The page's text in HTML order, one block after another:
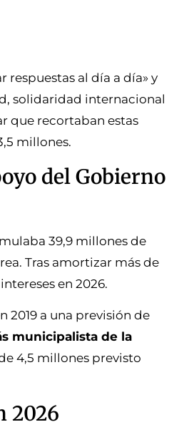
respuestas al día a día» y
solidaridad internacional
que recortaban estas
millones.
del Gobierno
39,9 millones de
Tras amortizar más de
en 2026.
2019 a una previsión de
municipalista de la
4,5 millones previsto
2026